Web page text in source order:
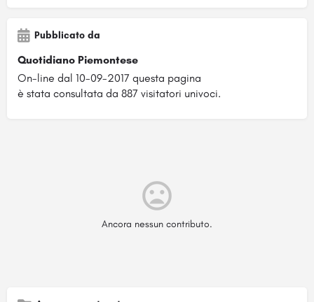
Pubblicato da
Quotidiano Piemontese
On-line dal 10-09-2017 questa pagina
è stata consultata da 887 visitatori univoci.
Ancora nessun contributo.